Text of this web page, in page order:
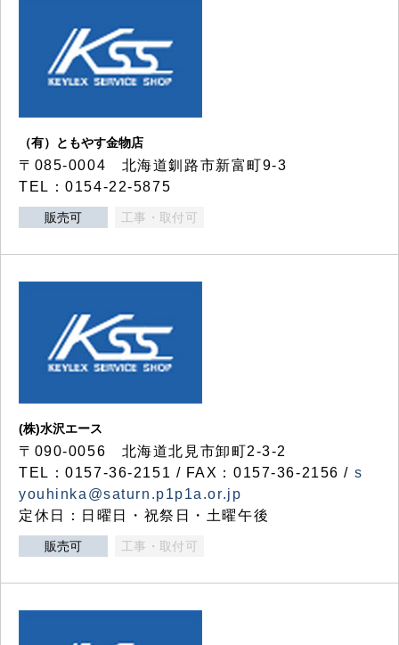
（有）ともやす金物店
〒085-0004 北海道釧路市新富町9-3
TEL：0154-22-5875
販売可 工事・取付可
(株)水沢エース
〒090-0056 北海道北見市卸町2-3-2
TEL：0157-36-2151 / FAX：0157-36-2156 / s
youhinka@saturn.p1p1a.or.jp
定休日：日曜日・祝祭日・土曜午後
販売可 工事・取付可